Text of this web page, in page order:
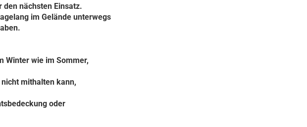
nächsten Einsatz.
im Gelände unterwegs
Winter wie im Sommer,
mithalten kann,
oder